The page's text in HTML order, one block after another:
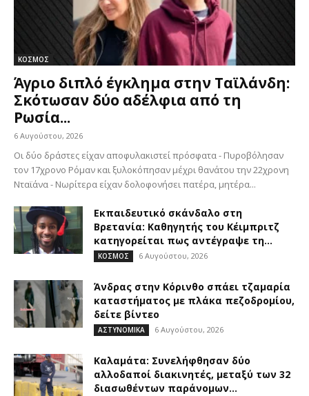
ΚΟΣΜΟΣ
Άγριο διπλό έγκλημα στην Ταϊλάνδη:
Σκότωσαν δύο αδέλφια από τη
Ρωσία...
6 Αυγούστου, 2026
Οι δύο δράστες είχαν αποφυλακιστεί πρόσφατα - Πυροβόλησαν
τον 17χρονο Ρόμαν και ξυλοκόπησαν μέχρι θανάτου την 22χρονη
Νταϊάνα - Νωρίτερα είχαν δολοφονήσει πατέρα, μητέρα...
Εκπαιδευτικό σκάνδαλο στη
Βρετανία: Καθηγητής του Κέιμπριτζ
κατηγορείται πως αντέγραψε τη...
ΚΟΣΜΟΣ 6 Αυγούστου, 2026
Άνδρας στην Κόρινθο σπάει τζαμαρία
καταστήματος με πλάκα πεζοδρομίου,
δείτε βίντεο
ΑΣΤΥΝΟΜΙΚΑ 6 Αυγούστου, 2026
Καλαμάτα: Συνελήφθησαν δύο
αλλοδαποί διακινητές, μεταξύ των 32
διασωθέντων παράνομων...